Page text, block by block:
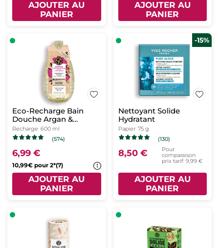
AJOUTER AU
PANIER
AJOUTER AU
PANIER
Eco-Recharge Bain
Douche Argan &
Pétales de Rose
Recharge 600 ml
(574)
6,99 €
10,99€ pour 2*(7)
AJOUTER AU
PANIER
-15%
Nettoyant Solide
Hydratant
Papier 75 g
(130)
8,50 €
Pour
comparaison
prix tarif: 9,99 €
AJOUTER AU
PANIER